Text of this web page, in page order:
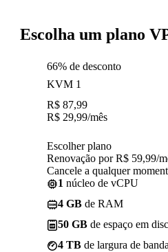
Escolha um plano
66% de desconto
KVM 1
R$ 87,99
R$ 29,99/mês
Escolher plano
Renovação por R$ 59,99/
Cancele a qualquer
1 núcleo de vCPU
4 GB de RAM
50 GB de espaço em
4 TB de largura de banda